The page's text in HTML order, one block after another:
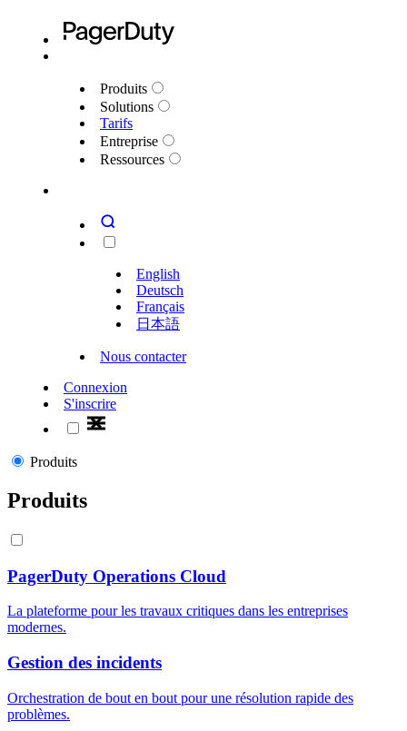
Produits
Solutions
Tarifs
Entreprise
Ressources
English
Deutsch
Français
日本語
Nous contacter
Connexion
S'inscrire
Produits
Produits
PagerDuty Operations Cloud
La plateforme pour les travaux critiques dans les entreprises
modernes.
Gestion des incidents
Orchestration de bout en bout pour une résolution rapide des
problèmes.